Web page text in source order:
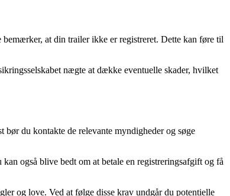
at din trailer ikke er registreret. Dette kan føre til
nægte at dække eventuelle skader, hvilket
bør du kontakte de relevante myndigheder og søge
også blive bedt om at betale en registreringsafgift og få
og love. Ved at følge disse krav undgår du potentielle